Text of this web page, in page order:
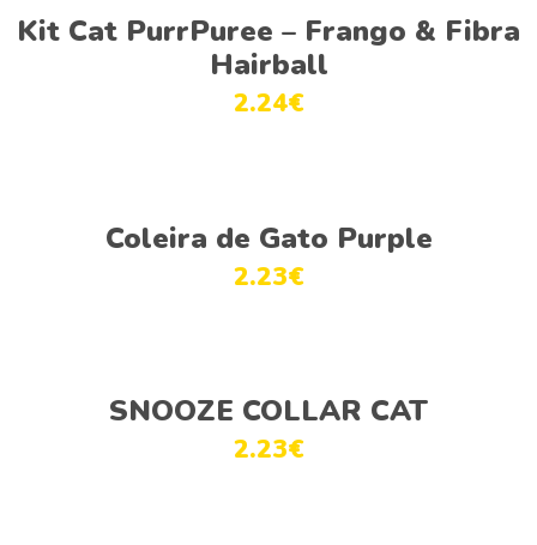
Ver opções
Kit Cat PurrPuree – Frango & Fibra
Hairball
2.24€
Ver opções
Coleira de Gato Purple
2.23€
Adicionar
SNOOZE COLLAR CAT
2.23€